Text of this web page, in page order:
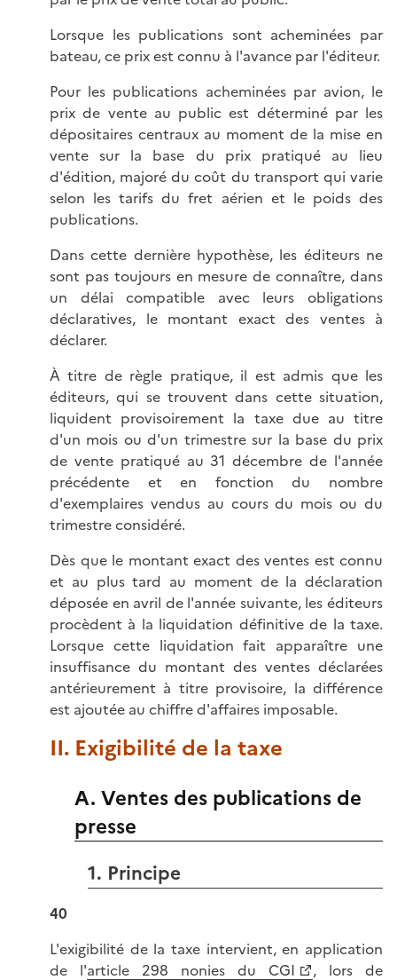
Lorsque les publications sont acheminées par
bateau, ce prix est connu à l'avance par l'éditeur.
Pour les publications acheminées par avion, le
prix de vente au public est déterminé par les
dépositaires centraux au moment de la mise en
vente sur la base du prix pratiqué au lieu
d'édition, majoré du coût du transport qui varie
selon les tarifs du fret aérien et le poids des
publications.
Dans cette dernière hypothèse, les éditeurs ne
sont pas toujours en mesure de connaître, dans
un délai compatible avec leurs obligations
déclaratives, le montant exact des ventes à
déclarer.
À titre de règle pratique, il est admis que les
éditeurs, qui se trouvent dans cette situation,
liquident provisoirement la taxe due au titre
d'un mois ou d'un trimestre sur la base du prix
de vente pratiqué au 31 décembre de l'année
précédente et en fonction du nombre
d'exemplaires vendus au cours du mois ou du
trimestre considéré.
Dès que le montant exact des ventes est connu
et au plus tard au moment de la déclaration
déposée en avril de l'année suivante, les éditeurs
procèdent à la liquidation définitive de la taxe.
Lorsque cette liquidation fait apparaître une
insuffisance du montant des ventes déclarées
antérieurement à titre provisoire, la différence
est ajoutée au chiffre d'affaires imposable.
II. Exigibilité de la taxe
A. Ventes des publications de
presse
1. Principe
40
L'exigibilité de la taxe intervient, en application
de l'article 298 nonies du CGI
, lors de